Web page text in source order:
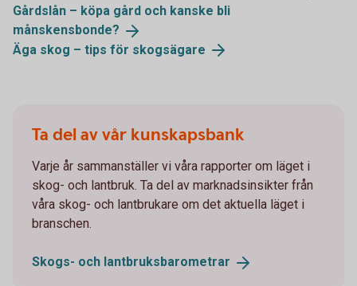
Gårdslån – köpa gård och kanske bli
månskensbonde?
Äga skog – tips för skogsägare
Ta del av vår kunskapsbank
Varje år sammanställer vi våra rapporter om läget i
skog- och lantbruk. Ta del av marknadsinsikter från
våra skog- och lantbrukare om det aktuella läget i
branschen.
Skogs- och lantbruksbarometrar